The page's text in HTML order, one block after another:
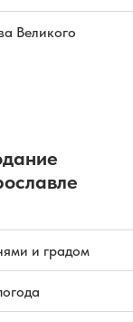
Великого
и градом